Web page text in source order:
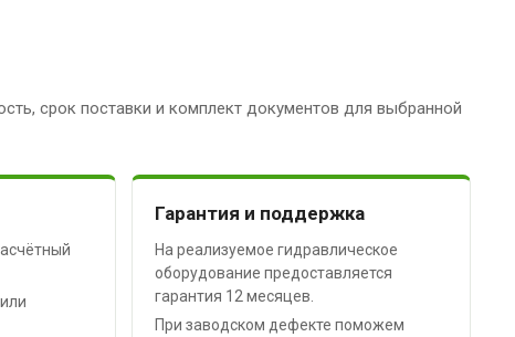
срок поставки и комплект документов для выбранной
Гарантия и поддержка
На реализуемое гидравлическое
оборудование предоставляется
гарантия 12 месяцев.
При заводском дефекте поможем